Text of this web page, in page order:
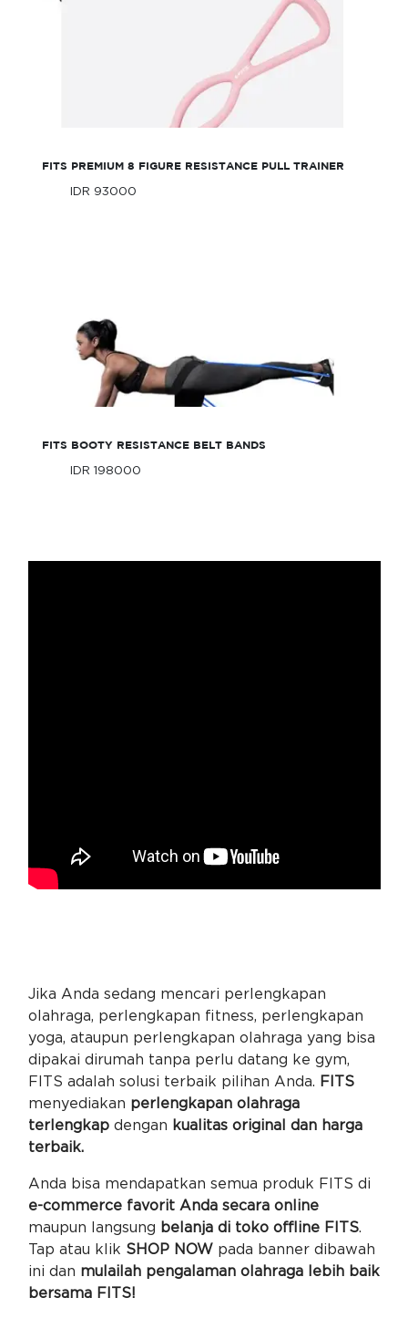
FITS PREMIUM 8 FIGURE RESISTANCE PULL TRAINER
IDR 93000
FITS Premium 8 Figure Resistance Pull
FITS BOOTY RESISTANCE BELT BANDS
IDR 198000
FITS Booty Resistance Belt Bands
IDR 198000
Jika Anda sedang mencari perlengkapan
olahraga, perlengkapan fitness, perlengkapan
yoga, ataupun perlengkapan olahraga yang bisa
dipakai dirumah tanpa perlu datang ke gym,
FITS adalah solusi terbaik pilihan Anda. FITS
menyediakan perlengkapan olahraga
terlengkapdengan kualitas original dan harga
terbaik.
Anda bisa mendapatkan semua produk FITS di
e-commerce favorit Anda secara online
maupun langsung belanja di toko offline FITS.
Tap atau klik SHOP NOW pada banner dibawah
ini dan mulailah pengalaman olahraga lebih baik
bersama FITS!